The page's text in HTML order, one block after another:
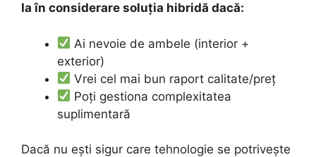
Ia în considerare soluția hibridă dacă:
Ai nevoie de ambele (interior +
exterior)
Vrei cel mai bun raport calitate/preț
Poți gestiona complexitatea
suplimentară
Dacă nu ești sigur care tehnologie se potrivește